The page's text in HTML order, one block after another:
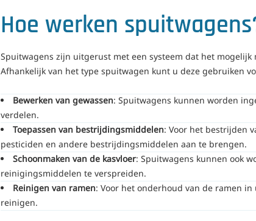
Hoe werken
Spuitwagens zijn uitgerust met een systeem dat het
Afhankelijk van het type spuitwagen kunt u deze gebruiken
Bewerken van gewassen: Spuitwagens kunnen worden
verdelen.
Toepassen van bestrijdingsmiddelen: Voor het bestrijden
pesticiden en andere bestrijdingsmiddelen aan te brengen.
Schoonmaken van de kasvloer: Spuitwagens kunnen ook
reinigingsmiddelen te verspreiden.
Reinigen van ramen: Voor het onderhoud van de ramen
reinigen.